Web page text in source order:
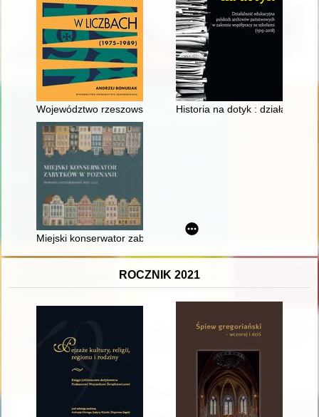
Województwo rzeszowskie w liczbach : (1975-1989)
Historia na dotyk : działalność
Miejski konserwator zabytków w Poznaniu : historia i
ROCZNIK 2021